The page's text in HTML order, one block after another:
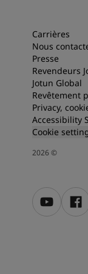
Book a painter
Nous contacter
Rechercher un
Product
Espaces Inspirés -
Site Web
Revêtement
Carrières
Nous
Presse
Revendeurs
Jotun Global
Revêtement
Privacy,
Accessibility
Cookie
2026©